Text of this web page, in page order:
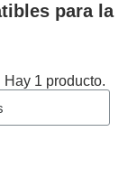
para la
Hay 1 producto.